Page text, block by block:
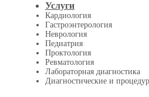
Услуги
Кардиология
Гастроэнтерология
Неврология
Педиатрия
Проктология
Ревматология
Лабораторная диагностика
Диагностические и